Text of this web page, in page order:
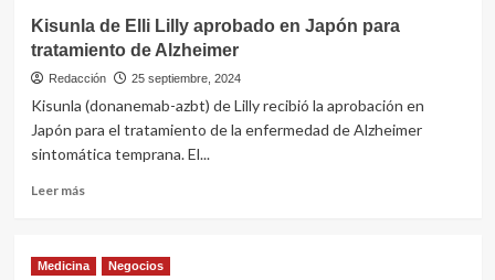
Kisunla de Elli Lilly aprobado en Japón para
tratamiento de Alzheimer
Redacción 25 septiembre, 2024
Kisunla (donanemab-azbt) de Lilly recibió la aprobación en
Japón para el tratamiento de la enfermedad de Alzheimer
sintomática temprana. El...
Leer másLeer
de
Medicina Negocios